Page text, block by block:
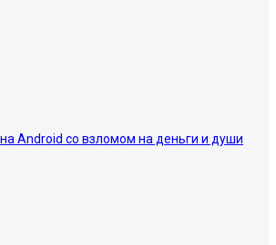
Android со взломом на деньги и души